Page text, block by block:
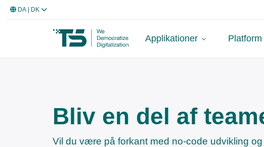
DA | DK
Applikationer Platform
Bliv en del af
Vil du være på forkant med no-code udvikling